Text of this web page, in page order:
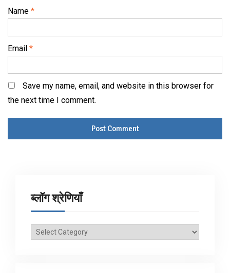
Name *
Email *
Save my name, email, and website in this browser for
the next time I comment.
ब्लॉग श्रेणियाँ
ब्लॉग